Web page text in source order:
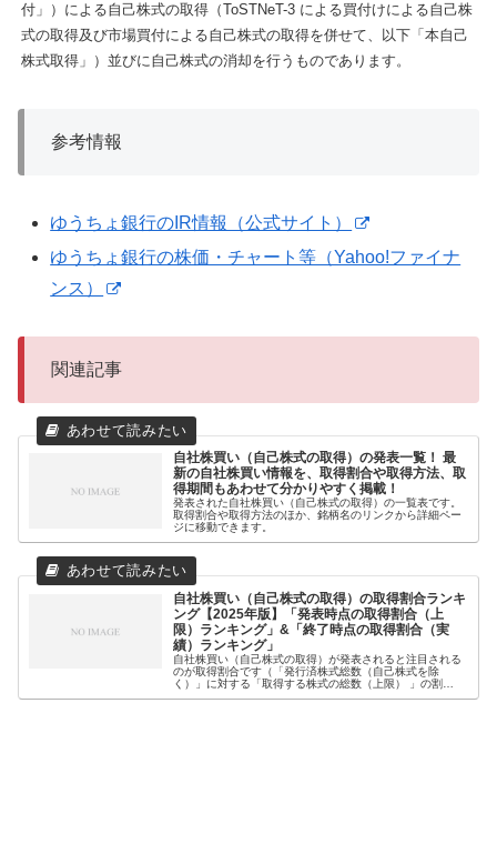
付」）による自己株式の取得（ToSTNeT-3 による買付けによる自己株
式の取得及び市場買付による自己株式の取得を併せて、以下「本自己
株式取得」）並びに自己株式の消却を行うものであります。
参考情報
ゆうちょ銀行のIR情報（公式サイト）
ゆうちょ銀行の株価・チャート等（Yahoo!ファイナ
ンス）
関連記事
自社株買い（自己株式の取得）の発表一覧！ 最
新の自社株買い情報を、取得割合や取得方法、取
得期間もあわせて分かりやすく掲載！
発表された自社株買い（自己株式の取得）の一覧表です。
取得割合や取得方法のほか、銘柄名のリンクから詳細ペー
ジに移動できます。
自社株買い（自己株式の取得）の取得割合ランキ
ング【2025年版】「発表時点の取得割合（上
限）ランキング」&「終了時点の取得割合（実
績）ランキング」
自社株買い（自己株式の取得）が発表されると注目される
のが取得割合です（「発行済株式総数（自己株式を除
く）」に対する「取得する株式の総数（上限） 」の割